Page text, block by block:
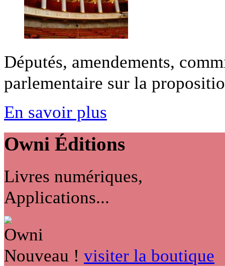
Députés, amendements,
parlementaire sur la
En savoir plus
Owni Éditions
Livres numériques,
Applications...
Nouveau ! visiter la boutique